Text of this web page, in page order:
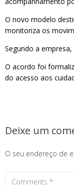
O novo modelo
monitoriza os
Segundo a
O acordo foi
do acesso aos
Deixe um
O seu endereço de